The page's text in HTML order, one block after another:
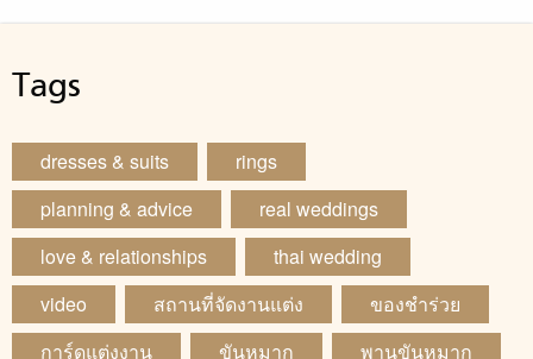
Tags
dresses & suits
rings
planning & advice
real weddings
love & relationships
thai wedding
video
สถานที่จัดงานแต่ง
ของชำร่วย
การ์ดแต่งงาน
ขันหมาก พานขันหมาก